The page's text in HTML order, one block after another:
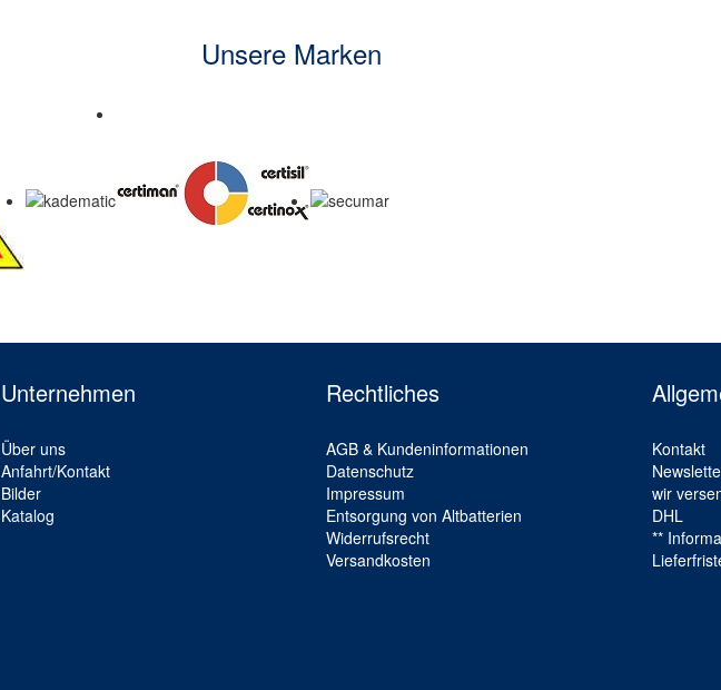
Unsere Marken
Unternehmen
Über uns
Anfahrt/Kontakt
Bilder
Katalog
Rechtliches
AGB & Kundeninformationen
Datenschutz
Impressum
Entsorgung von Altbatterien
Widerrufsrecht
Versandkosten
Kontakt
wir
DHL
**